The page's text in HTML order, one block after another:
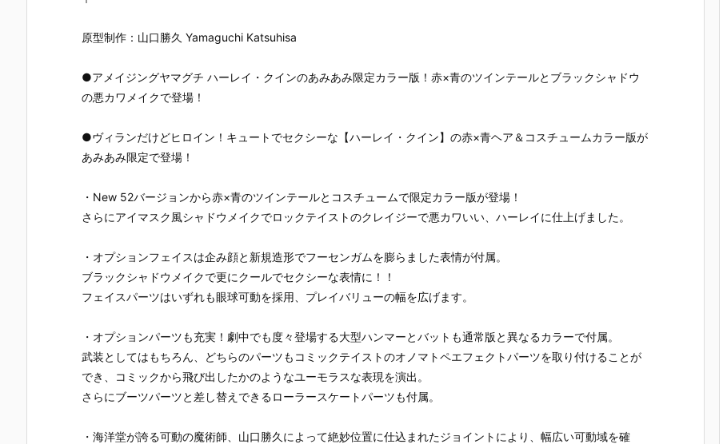
原型制作：山口勝久 Yamaguchi Katsuhisa
●アメイジングヤマグチ ハーレイ・クインのあみあみ限定カラー版！赤×青のツインテールとブラックシャドウ
の悪カワメイクで登場！
●ヴィランだけどヒロイン！キュートでセクシーな【ハーレイ・クイン】の赤×青ヘア＆コスチュームカラー版が
あみあみ限定で登場！
・New 52バージョンから赤×青のツインテールとコスチュームで限定カラー版が登場！
さらにアイマスク風シャドウメイクでロックテイストのクレイジーで悪カワいい、ハーレイに仕上げました。
・オプションフェイスは企み顔と新規造形でフーセンガムを膨らました表情が付属。
ブラックシャドウメイクで更にクールでセクシーな表情に！！
フェイスパーツはいずれも眼球可動を採用、プレイバリューの幅を広げます。
・オプションパーツも充実！劇中でも度々登場する大型ハンマーとバットも通常版と異なるカラーで付属。
武装としてはもちろん、どちらのパーツもコミックテイストのオノマトペエフェクトパーツを取り付けることが
でき、コミックから飛び出したかのようなユーモラスな表現を演出。
さらにブーツパーツと差し替えできるローラースケートパーツも付属。
・海洋堂が誇る可動の魔術師、山口勝久によって絶妙位置に仕込まれたジョイントにより、幅広い可動域を確
【ダークナイ
ン』バットマ
ン 可動フィギ
【スーサイ
ド・スクワッ
ピース『ハー
レイ・クイン
ギュア予約
【ホットトイ
予定♪
【異世界スー
クイン 異世界
ア【海洋堂】
より2025年1
リボルテック
クイン 異世界
ギュア【海洋
堂】より202
【ジャスティ
タクティカル
可動フィギュ
ア【メディコ
予定♪
【ジャスティ
ア・バットマ
ィギュア【メ
ディコム・ト
定♪
【バットマ
メイジング・
【海洋堂】よ